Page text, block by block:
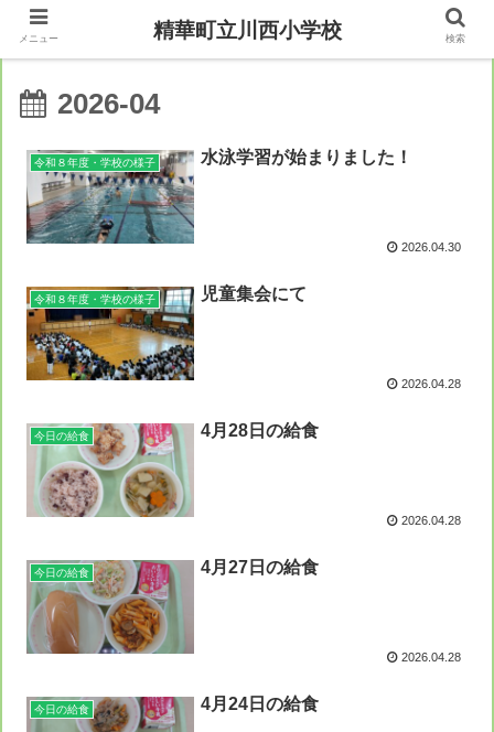
2026-04
令和８年度・学校の様子 水泳学習が始まりました！
2026.04.30
令和８年度・学校の様子 児童集会にて
2026.04.28
今日の給食 4月28日の給食
2026.04.28
今日の給食 4月27日の給食
2026.04.28
今日の給食 4月24日の給食
メニュー 精華町立川西小学校 検索